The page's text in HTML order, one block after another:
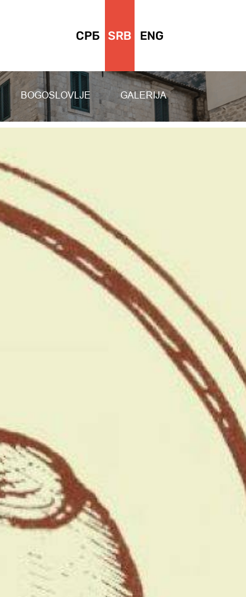
СРБ SRB ENG
BOGOSLOVLJE GALERIJA